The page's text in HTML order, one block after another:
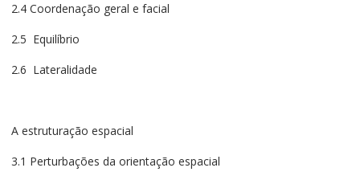
2.4 Coordenação geral e facial
2.5 Equilíbrio
2.6 Lateralidade
A estruturação espacial
3.1 Perturbações da orientação espacial